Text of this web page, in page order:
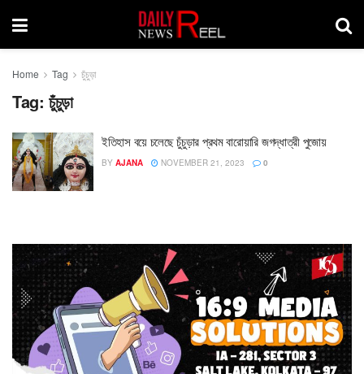
Home Tag চুঁচুড়া
Tag: চুঁচুড়া
ইতিহাস বয়ে চলেছে চুঁচুড়ার প্রথম বারোয়ারি জগদ্ধাত্রী পুজোয়
BY AJANA NOVEMBER 21, 2023 0